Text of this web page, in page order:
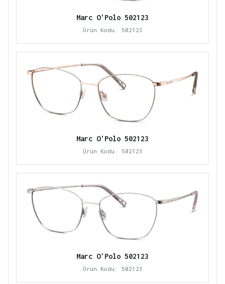
Marc O'Polo 502123
Ürün Kodu: 502123
Marc O'Polo 502123
Ürün Kodu: 502123
Marc O'Polo 502123
Ürün Kodu: 502123